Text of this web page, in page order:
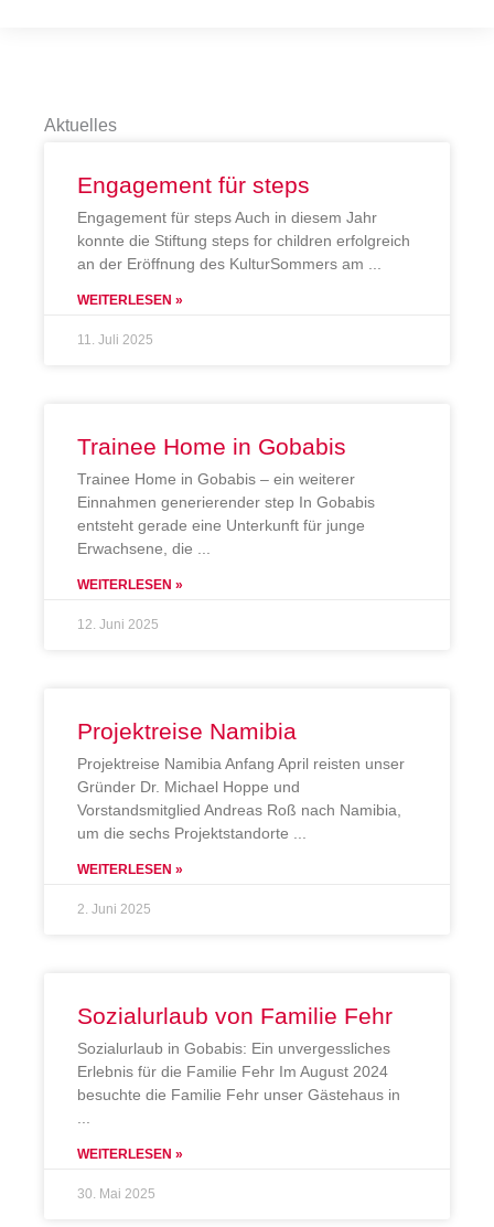
Aktuelles
Engagement für steps
Engagement für steps Auch in diesem Jahr
konnte die Stiftung steps for children erfolgreich
an der Eröffnung des KulturSommers am
WEITERLESEN »
11. Juli 2025
Trainee Home in Gobabis
Trainee Home in Gobabis – ein weiterer
Einnahmen generierender step In Gobabis
entsteht gerade eine Unterkunft für junge
Erwachsene, die
WEITERLESEN »
12. Juni 2025
Projektreise Namibia
Projektreise Namibia Anfang April reisten unser
Gründer Dr. Michael Hoppe und
Vorstandsmitglied Andreas Roß nach Namibia,
um die sechs Projektstandorte
WEITERLESEN »
2. Juni 2025
Sozialurlaub von Familie Fehr
Sozialurlaub in Gobabis: Ein unvergessliches
Erlebnis für die Familie Fehr Im August 2024
besuchte die Familie Fehr unser Gästehaus in
WEITERLESEN »
30. Mai 2025